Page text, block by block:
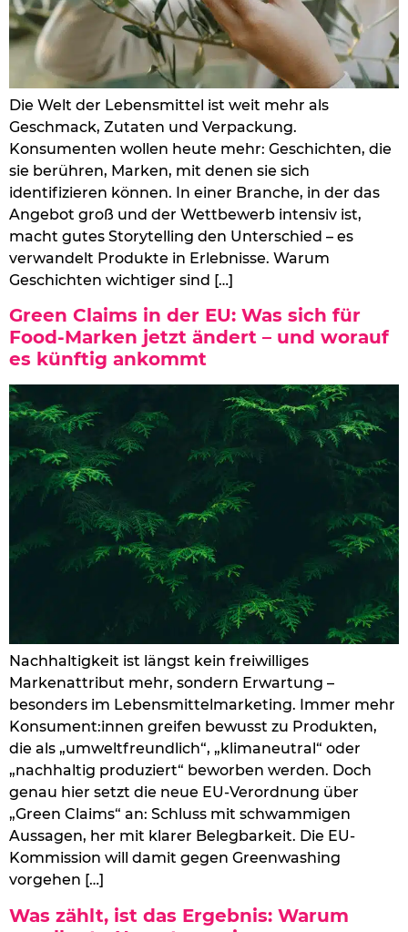
Die Welt der Lebensmittel ist weit mehr als
Geschmack, Zutaten und Verpackung.
Konsumenten wollen heute mehr: Geschichten, die
sie berühren, Marken, mit denen sie sich
identifizieren können. In einer Branche, in der das
Angebot groß und der Wettbewerb intensiv ist,
macht gutes Storytelling den Unterschied – es
verwandelt Produkte in Erlebnisse. Warum
Geschichten wichtiger sind […]
Green Claims in der EU: Was sich für
Food-Marken jetzt ändert – und worauf
es künftig ankommt
Nachhaltigkeit ist längst kein freiwilliges
Markenattribut mehr, sondern Erwartung –
besonders im Lebensmittelmarketing. Immer mehr
Konsument:innen greifen bewusst zu Produkten,
die als „umweltfreundlich“, „klimaneutral“ oder
„nachhaltig produziert“ beworben werden. Doch
genau hier setzt die neue EU-Verordnung über
„Green Claims“ an: Schluss mit schwammigen
Aussagen, her mit klarer Belegbarkeit. Die EU-
Kommission will damit gegen Greenwashing
vorgehen […]
Was zählt, ist das Ergebnis: Warum